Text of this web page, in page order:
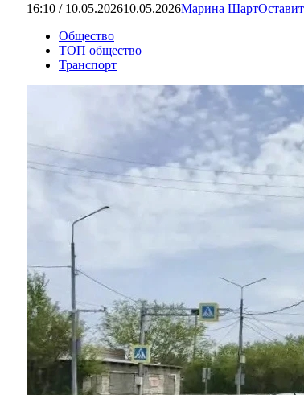
16:10 / 10.05.202610.05.2026Марина Шарт
Общество
ТОП общество
Транспорт